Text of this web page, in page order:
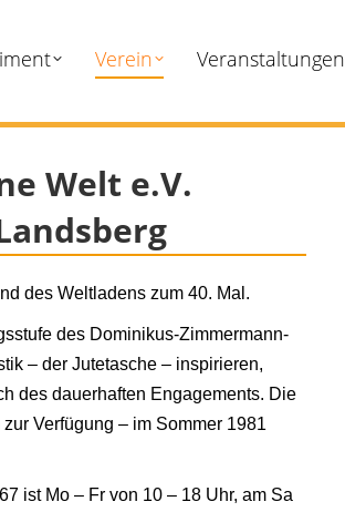
Verein Veranstaltungen
Welt e.V.
des Weltladens zum 40. Mal.
des Dominikus-Zimmermann-
– der Jutetasche – inspirieren,
des dauerhaften Engagements. Die
Verfügung – im Sommer 1981
ist Mo – Fr von 10 – 18 Uhr, am Sa